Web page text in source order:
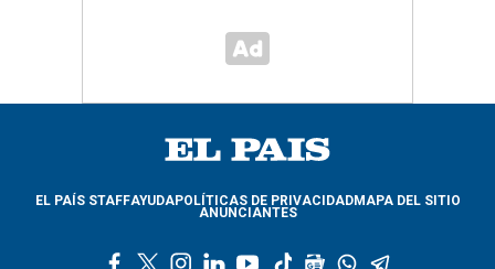
EL PAÍS STAFFAYUDAPOLÍTICAS DE PRIVACIDADMAPA DEL SITIO
ANUNCIANTES
l y t g w